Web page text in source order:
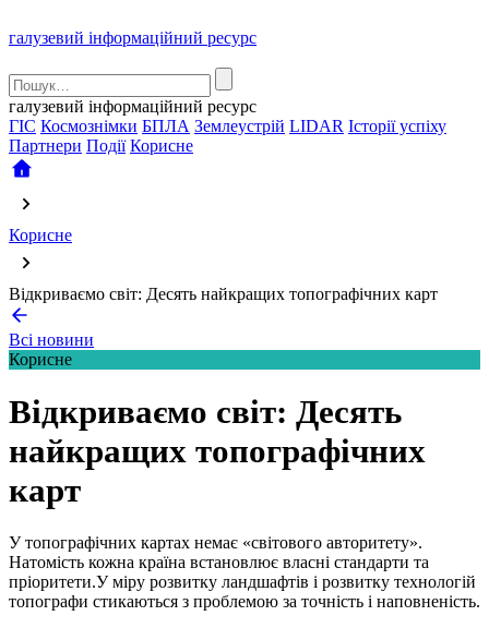
галузевий інформаційний ресурс
галузевий інформаційний ресурс
ГІС Космознімки БПЛА Землеустрій LIDAR Історії успіху
Партнери Події Корисне
Корисне
Відкриваємо світ: Десять найкращих топографічних карт
Всі новини
Корисне
Відкриваємо світ: Десять
найкращих топографічних
карт
У топографічних картах немає «світового авторитету».
Натомість кожна країна встановлює власні стандарти та
пріоритети.У міру розвитку ландшафтів і розвитку технологій
топографи стикаються з проблемою за точність і наповненість.